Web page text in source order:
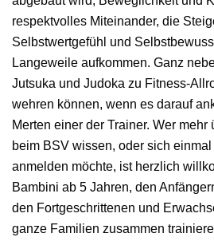
respektvolles Miteinander, die
Selbstwertgefühl und
Langeweile aufkommen. Ganz
Jutsuka und Judoka zu Fitness-
wehren können, wenn es darauf
Merten einer der Trainer. Wer mehr
beim BSV wissen, oder sich
anmelden möchte, ist herzlich
Bambini ab 5 Jahren, den
den Fortgeschrittenen und
ganze Familien zusammen